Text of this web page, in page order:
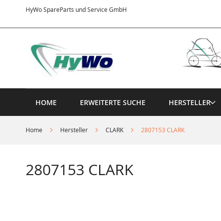
HyWo SpareParts und Service GmbH
Inhalt
HOME ERWEITERTE SUCHE HERSTELLER
Home Hersteller CLARK 2807153 CLARK
2807153 CLARK